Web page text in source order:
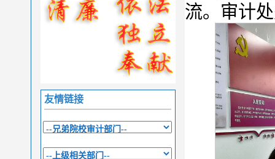
友情链接
流。审计